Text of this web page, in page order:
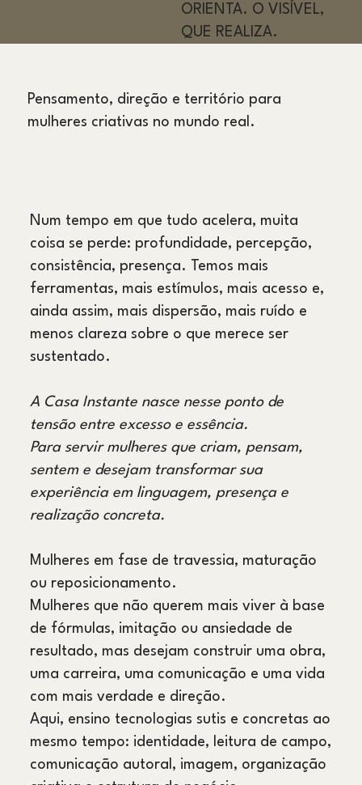
Num tempo em que tudo acelera, muita
coisa se perde: profundidade, percepção,
consistência, presença. Temos mais
ferramentas, mais estímulos, mais acesso e,
ainda assim, mais dispersão, mais ruído e
menos clareza sobre o que merece ser
sustentado.
A Casa Instante nasce nesse ponto de
tensão entre excesso e essência.
Para servir mulheres que criam, pensam,
sentem e desejam transformar sua
experiência em linguagem, presença e
realização concreta.
Mulheres em fase de travessia, maturação
ou reposicionamento.
Mulheres que não querem mais viver à base
de fórmulas, imitação ou ansiedade de
resultado, mas desejam construir uma obra,
uma carreira, uma comunicação e uma vida
com mais verdade e direção.
Aqui, ensino tecnologias sutis e concretas ao
mesmo tempo: identidade, leitura de campo,
comunicação autoral, imagem, organização
Pensamento, direção e território para
mulheres criativas no mundo real.
ORIENTA. O VISÍVEL,
QUE REALIZA.